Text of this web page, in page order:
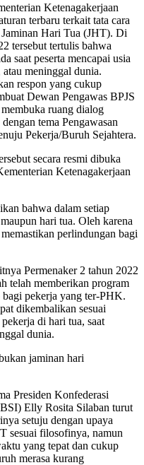
Ketenagakerjaan
terbaru terkait tata cara
Jaminan Hari Tua (JHT). Di
tersebut tertulis bahwa
saat peserta mencapai usia
meninggal dunia.
respon yang cukup
Dewan Pengawas BPJS
ruang dialog
tema Pengawasan
Pekerja/Buruh Sejahtera.
secara resmi dibuka
Ketenagakerjaan
bahwa dalam setiap
hari tua. Oleh karena
perlindungan bagi
Permenaker 2 tahun 2022
telah memberikan program
pekerja yang ter-PHK.
dikembalikan sesuai
di hari tua, saat
dunia.
jaminan hari
Presiden Konfederasi
Elly Rosita Silaban turut
setuju dengan upaya
sesuai filosofinya, namun
yang tepat dan cukup
merasa kurang